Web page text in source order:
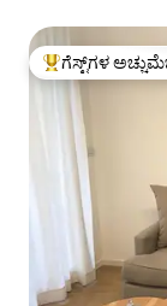
ಗೆಸ್ಟ್‌ಗಳಿಗೆ ಅತಿ ಹೆಚ್ಚು
ಗೆಸ್ಟ್‌ಗಳ